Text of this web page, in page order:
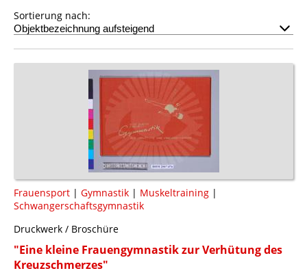
Sortierung nach:
Frauensport | Gymnastik | Muskeltraining |
Schwangerschaftsgymnastik
Druckwerk / Broschüre
"Eine kleine Frauengymnastik zur Verhütung des
Kreuzschmerzes"